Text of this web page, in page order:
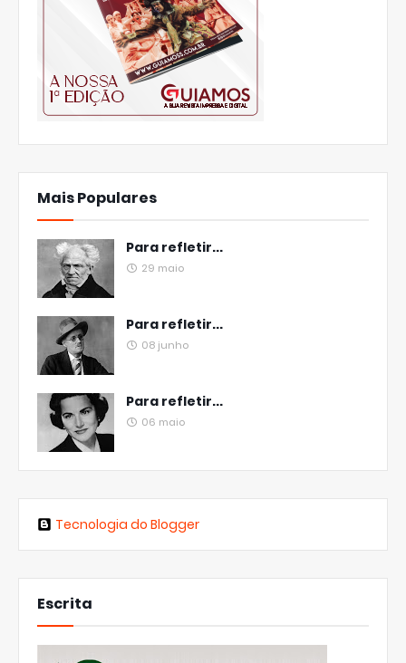
Mais Populares
Para refletir...
29 maio
Para refletir...
08 junho
Para refletir...
06 maio
Tecnologia do Blogger
Escrita